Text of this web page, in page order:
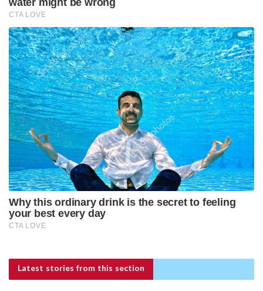
Latest stories from this section